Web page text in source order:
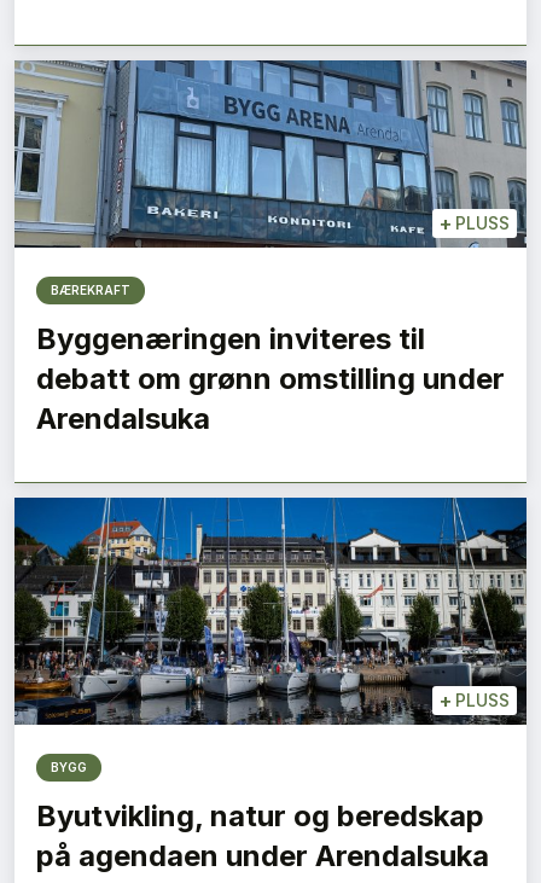
+ PLUSS
BÆREKRAFT
Byggenæringen inviteres til
debatt om grønn omstilling under
Arendalsuka
+ PLUSS
BYGG
Byutvikling, natur og beredskap
på agendaen under Arendalsuka